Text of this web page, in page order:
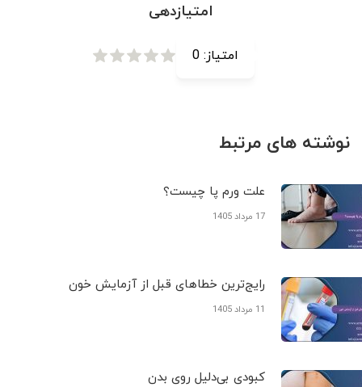
امتیازدهی
امتیاز: 0
نوشته های مرتبط
علت ورم پا چیست؟
17 مرداد 1405
رایج‌ترین خطاهای قبل از آزمایش خون
11 مرداد 1405
کبودی‌ بی‌دلیل روی بدن